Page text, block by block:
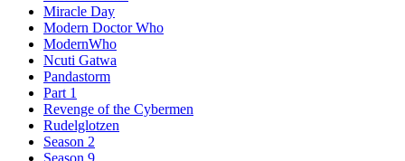
Miracle Day
Modern Doctor Who
ModernWho
Ncuti Gatwa
Pandastorm
Part 1
Revenge of the Cybermen
Rudelglotzen
Season 2
Season 9